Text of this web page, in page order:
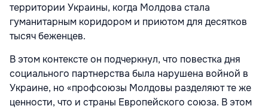
территории Украины, когда Молдова стала
гуманитарным коридором и приютом для десятков
тысяч беженцев.
В этом контексте он подчеркнул, что повестка дня
социаль­ного партнерства была нарушена войной в
Украине, но «профсоюзы Молдовы разде­ляют те же
ценности, что и страны Европей­ского союза. В этом